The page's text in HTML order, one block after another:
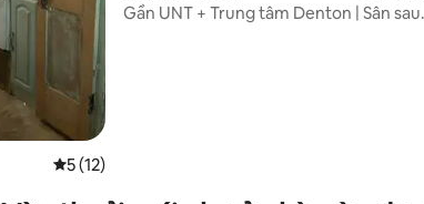
Xếp hạng trung bình 5/5, 12 đánh giá
5 (12)
Gần UNT + Trung tâm Denton | Sân sau